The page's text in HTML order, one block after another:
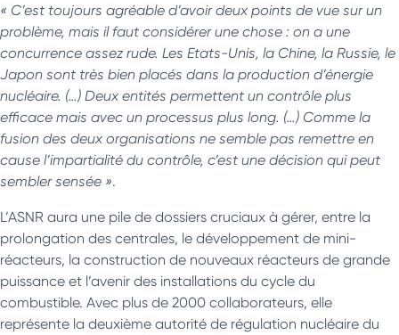
« C’est toujours agréable d’avoir deux points de vue sur un
problème, mais il faut considérer une chose : on a une
concurrence assez rude. Les Etats-Unis, la Chine, la Russie, le
Japon sont très bien placés dans la production d’énergie
nucléaire. (…) Deux entités permettent un contrôle plus
efficace mais avec un processus plus long. (…) Comme la
fusion des deux organisations ne semble pas remettre en
cause l’impartialité du contrôle, c’est une décision qui peut
sembler sensée ».
L’ASNR aura une pile de dossiers cruciaux à gérer, entre la
prolongation des centrales, le développement de mini-
réacteurs, la construction de nouveaux réacteurs de grande
puissance et l’avenir des installations du cycle du
combustible. Avec plus de 2000 collaborateurs, elle
représente la deuxième autorité de régulation nucléaire du